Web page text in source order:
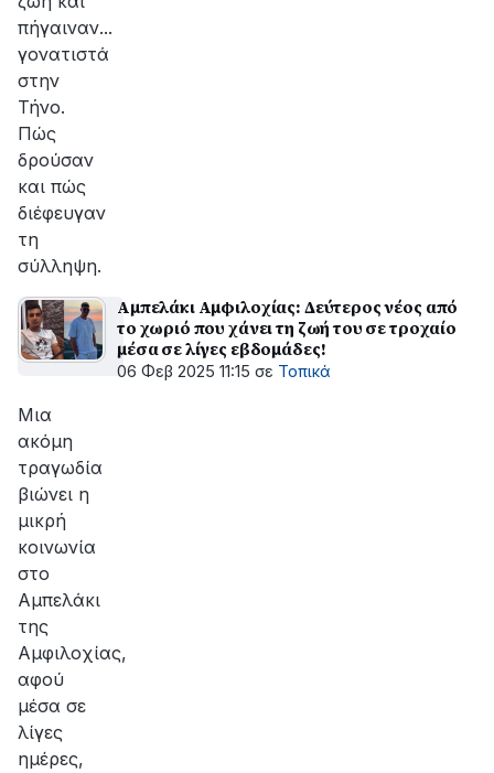
πήγαιναν...
γονατιστά
στην
Τήνο.
Πώς
δρούσαν
και πώς
διέφευγαν
τη
σύλληψη.
Αμπελάκι Αμφιλοχίας: Δεύτερος νέος από
το χωριό που χάνει τη ζωή του σε τροχαίο
μέσα σε λίγες εβδομάδες!
06 Φεβ 2025 11:15 σε Τοπικά
Μια
ακόμη
τραγωδία
βιώνει η
μικρή
κοινωνία
στο
Αμπελάκι
της
Αμφιλοχίας,
αφού
μέσα σε
λίγες
ημέρες,